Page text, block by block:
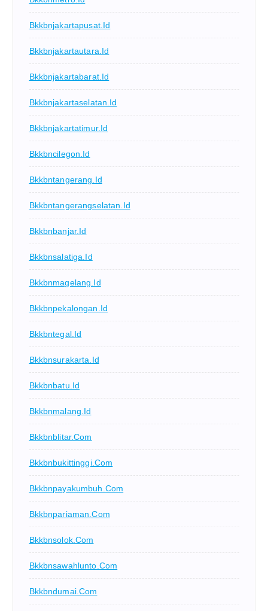
Bkkbnjakartapusat.id
Bkkbnjakartautara.id
Bkkbnjakartabarat.id
Bkkbnjakartaselatan.id
Bkkbnjakartatimur.id
Bkkbncilegon.id
Bkkbntangerang.id
Bkkbntangerangselatan.id
Bkkbnbanjar.id
Bkkbnsalatiga.id
Bkkbnmagelang.id
Bkkbnpekalongan.id
Bkkbntegal.id
Bkkbnsurakarta.id
Bkkbnbatu.id
Bkkbnmalang.id
Bkkbnblitar.com
Bkkbnbukittinggi.com
Bkkbnpayakumbuh.com
Bkkbnpariaman.com
Bkkbnsolok.com
Bkkbnsawahlunto.com
Bkkbndumai.com